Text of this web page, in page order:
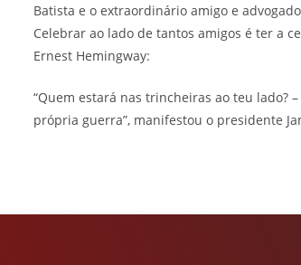
Batista e o extraordinário amigo e
Celebrar ao lado de tantos amigos é ter a
Ernest Hemingway:
“Quem estará nas trincheiras ao teu lado?
própria guerra”, manifestou o presidente